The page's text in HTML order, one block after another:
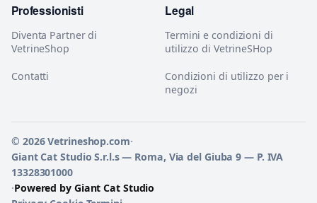
Professionisti
Diventa Partner di
VetrineShop
Contatti
Legal
Termini e condizioni di
utilizzo di VetrineSHop
Condizioni di utilizzo per i
negozi
© 2026 Vetrineshop.com·
Giant Cat Studio S.r.l.s — Roma, Via del Giuba 9 — P. IVA
13328301000
·Powered by Giant Cat Studio